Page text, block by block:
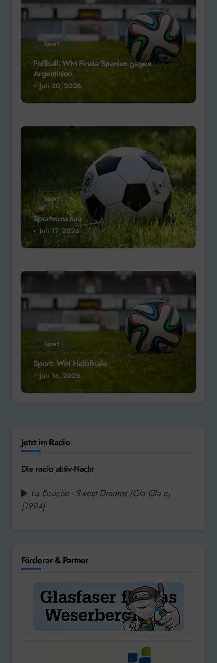
Sport
Fußball: WM Finale Spanien gegen
Argentinien
Juli 20, 2026
Sport
Sportvorschau
Juli 17, 2026
Sport
Sport: WM Halbfinale
Juli 16, 2026
Jetzt im Radio
Die radio aktiv-Nacht
La Bouche - Sweet Dreams (Ola Ola e)
[1994]
Förderer & Partner